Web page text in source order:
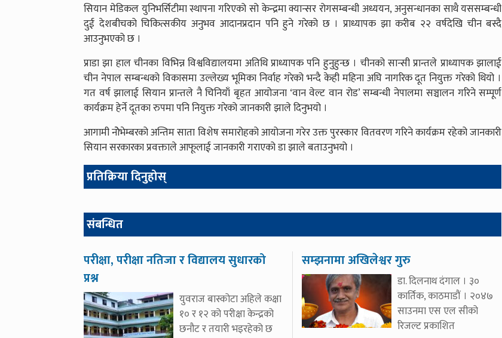
सियान मेडिकल युनिभर्सिटीमा स्थापना गरिएको सो केन्द्रमा क्यान्सर रोगसम्बन्धी अध्ययन, अनुसन्धानका साथै यससम्बन्धी
दुई देशबीचको चिकित्सकीय अनुभव आदानप्रदान पनि हुने गरेको छ । प्राध्यापक झा करीब २२ वर्षदेखि चीन बस्दै
आउनुभएको छ ।
प्राडा झा हाल चीनका विभिन्न विश्वविद्यालयमा अतिथि प्राध्यापक पनि हुनुहुन्छ । चीनको सान्सी प्रान्तले प्राध्यापक झालाई
चीन नेपाल सम्बन्धको विकासमा उल्लेख्य भूमिका निर्वाह गरेको भन्दै केही महिना अघि नागरिक दूत नियुक्त गरेको थियो ।
गत वर्ष झालाई सियान प्रान्तले नै चिनियाँ बृहत आयोजना ‘वान वेल्ट वान रोड’ सम्बन्धी नेपालमा सञ्चालन गरिने सम्पूर्ण
कार्यक्रम हेर्ने दूतका रुपमा पनि नियुक्त गरेको जानकारी झाले दिनुभयो ।
आगामी नोेभेम्बरको अन्तिम साता विशेष समारोहको आयोजना गरेर उक्त पुरस्कार वितवरण गरिने कार्यक्रम रहेको जानकारी
सियान सरकारका प्रवक्ताले आफूलाई जानकारी गराएको डा झाले बताउनुभयो ।
प्रतिक्रिया दिनुहोस्
संबन्धित
परीक्षा, परीक्षा नतिजा र विद्यालय सुधारको
प्रश्न
युवराज बास्कोटा अहिले कक्षा
१० र १२ को परीक्षा केन्द्रको
छनौट र तयारी भइरहेको छ
सम्झनामा अखिलेश्वर गुरु
डा. दिलनाथ दंगाल । ३०
कार्तिक, काठमाडौं । २०४७
साउनमा एस एल सीको
रिजल्ट प्रकाशित